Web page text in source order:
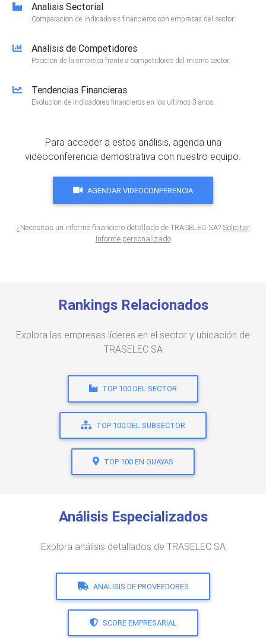
Analisis Sectorial
Comparacion de indicadores financieros con empresas del sector.
Analisis de Competidores
Posicion de la empresa frente a competidores del mismo sector.
Tendencias Financieras
Evolucion de indicadores financieros en los ultimos 3 anos.
Para acceder a estos análisis, agenda una
videoconferencia demostrativa con nuestro equipo.
AGENDAR VIDEOCONFERENCIA
¿Necesitas un informe financiero detallado de TRASELEC SA? Solicitar
informe personalizado
Rankings Relacionados
Explora las empresas líderes en el sector y ubicación de
TRASELEC SA
TOP 100 DEL SECTOR
TOP 100 DEL SUBSECTOR
TOP 100 EN GUAYAS
Análisis Especializados
Explora análisis detallados de TRASELEC SA
ANALISIS DE PROVEEDORES
SCORE EMPRESARIAL